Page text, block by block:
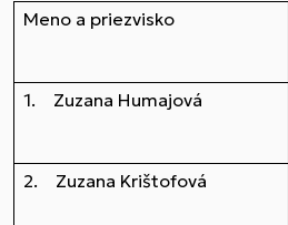
Meno a priezvisko
1. Zuzana Humajová
2. Zuzana Krištofová